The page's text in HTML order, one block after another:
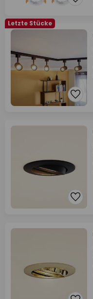
Letzte Stücke